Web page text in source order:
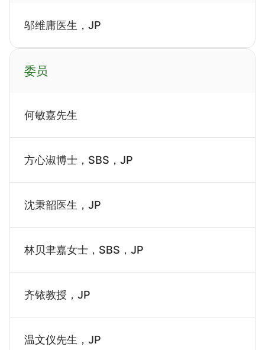
邬维庸医生，JP
委员
何敏嘉先生
方心淑博士，SBS，JP
沈秉韶医生，JP
林贝聿嘉女士，SBS，JP
齐铱教授，JP
温文仪先生，JP